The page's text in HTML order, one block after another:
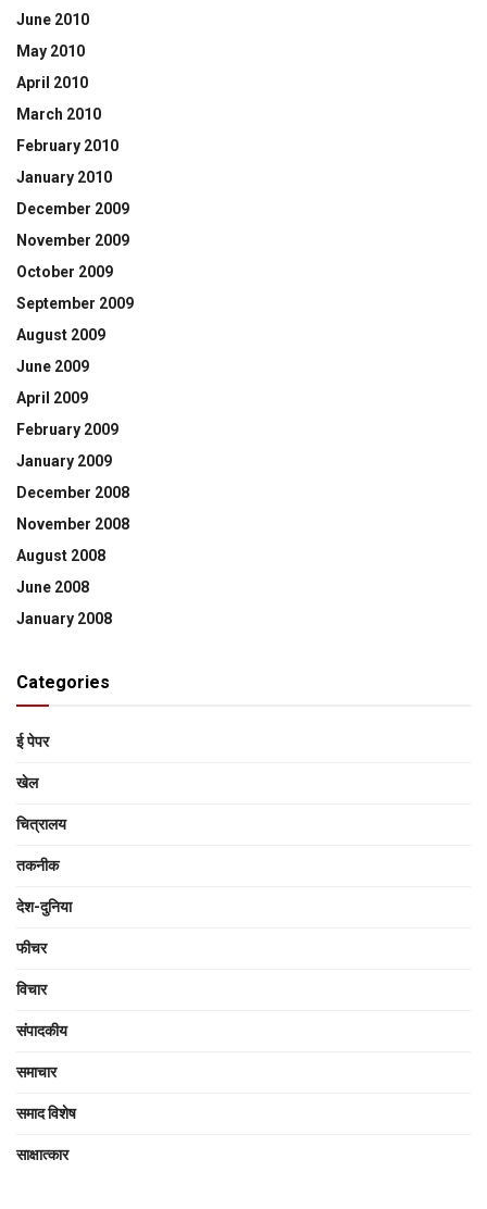
June 2010
May 2010
April 2010
March 2010
February 2010
January 2010
December 2009
November 2009
October 2009
September 2009
August 2009
June 2009
April 2009
February 2009
January 2009
December 2008
November 2008
August 2008
June 2008
January 2008
Categories
ई पेपर
खेल
चित्रालय
तकनीक
देश-दुनिया
फीचर
विचार
संपादकीय
समाचार
समाद विशेष
साक्षात्‍कार